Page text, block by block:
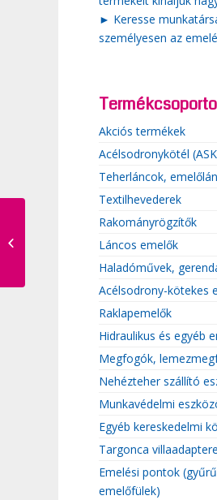
► Keresse
személyesen az
Akciós termékek
Acélsodronykötél
Teherláncok,
Textilhevederek
Rakományrögzítők
Láncos emelők
Haladóművek,
Acélsodrony-kötekes
Raklapemelők
Hidraulikus és egyéb
Megfogók,
Nehézteher szállító
Munkavédelmi
Egyéb kereskedelmi
Targonca
Emelési pontok
emelőfülek)
Poliészter sott kötél